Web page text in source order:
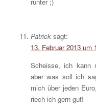
Patrick sagt:
13. Februar 2013 um
Scheisse, ich kann
aber was soll ich
mich über jeden
riech ich gern gut!